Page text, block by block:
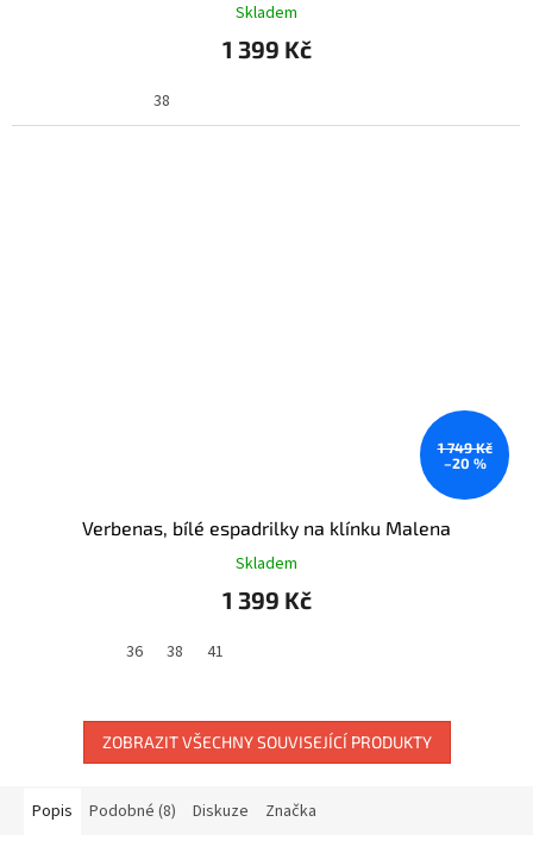
Skladem
1 399 Kč
38
1 749 Kč
–20 %
Verbenas, bílé espadrilky na klínku Malena
Skladem
1 399 Kč
36 38 41
ZOBRAZIT VŠECHNY SOUVISEJÍCÍ PRODUKTY
Popis Podobné (8) Diskuze Značka